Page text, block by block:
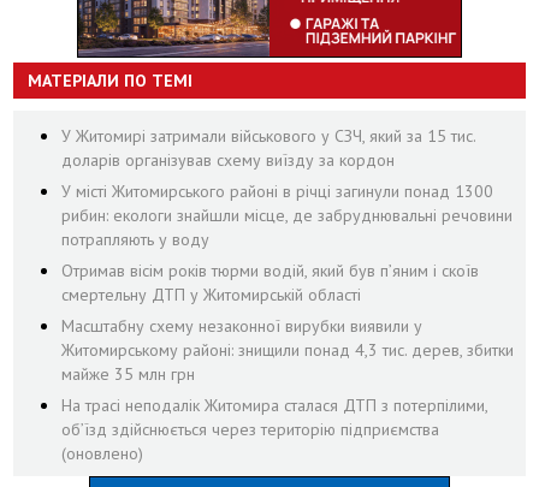
МАТЕРІАЛИ ПО ТЕМІ
У Житомирі затримали військового у СЗЧ, який за 15 тис.
доларів організував схему виїзду за кордон
У місті Житомирського районі в річці загинули понад 1300
рибин: екологи знайшли місце, де забруднювальні речовини
потрапляють у воду
Отримав вісім років тюрми водій, який був п’яним і скоїв
смертельну ДТП у Житомирській області
Масштабну схему незаконної вирубки виявили у
Житомирському районі: знищили понад 4,3 тис. дерев, збитки
майже 35 млн грн
На трасі неподалік Житомира сталася ДТП з потерпілими,
об’їзд здійснюється через територію підприємства
(оновлено)